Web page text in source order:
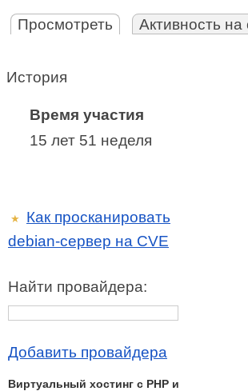
Просмотреть Активность на
История
Время участия
15 лет 51 неделя
★
Как просканировать
debian-сервер на CVE
Найти провайдера:
Добавить провайдера
Виртуальный хостинг c PHP и